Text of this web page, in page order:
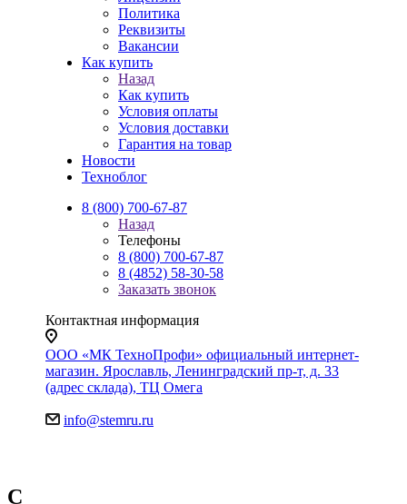
Политика
Реквизиты
Вакансии
Как купить
Назад
Как купить
Условия оплаты
Условия доставки
Гарантия на товар
Новости
Техноблог
8 (800) 700-67-87
Назад
Телефоны
8 (800) 700-67-87
8 (4852) 58-30-58
Заказать звонок
Контактная информация
ООО «МК ТехноПрофи» официальный интернет-
магазин. Ярославль, Ленинградский пр-т, д. 33
(адрес склада), ТЦ Омега
info@stemru.ru
С